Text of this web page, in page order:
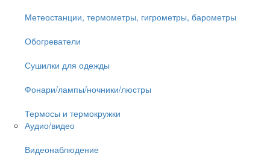
Метеостанции, термометры, гигрометры, барометры
Обогреватели
Сушилки для одежды
Фонари/лампы/ночники/люстры
Термосы и термокружки
Аудио/видео
Видеонаблюдение